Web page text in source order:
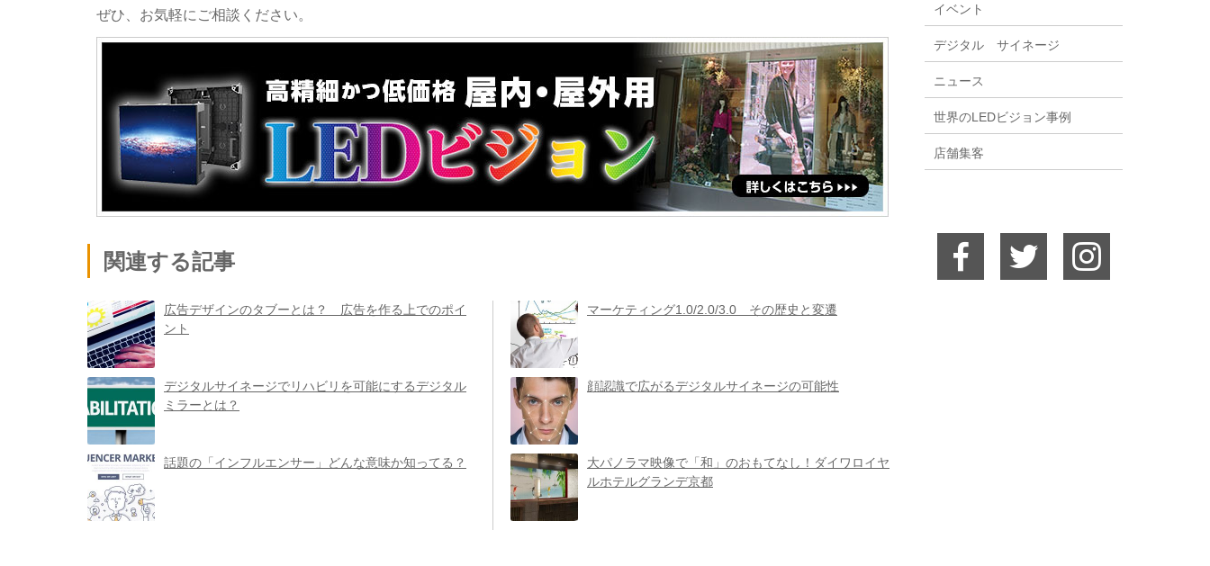
ぜひ、お気軽にご相談ください。
関連する記事
広告デザインのタブーとは？ 広告を作る上でのポイ
ント
デジタルサイネージでリハビリを可能にするデジタル
ミラーとは？
話題の「インフルエンサー」どんな意味か知ってる？
マーケティング1.0/2.0/3.0 その歴史と変遷
顔認識で広がるデジタルサイネージの可能性
大パノラマ映像で「和」のおもてなし！ダイワロイヤ
ルホテルグランデ京都
イベント
デジタル サイネージ
ニュース
世界のLEDビジョン事例
店舗集客